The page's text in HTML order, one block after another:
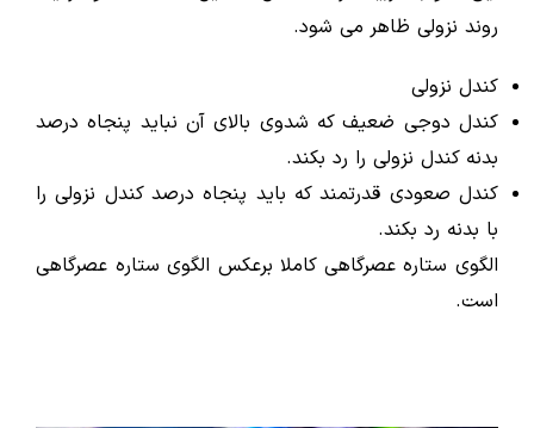
روند نزولی ظاهر می شود.
کندل نزولی
کندل دوجی ضعیف که شدوی بالای آن نباید پنجاه درصد
بدنه کندل نزولی را رد بکند.
کندل صعودی قدرتمند که باید پنجاه درصد کندل نزولی را
با بدنه رد بکند.
الگوی ستاره عصرگاهی کاملا برعکس الگوی ستاره عصرگاهی
است.